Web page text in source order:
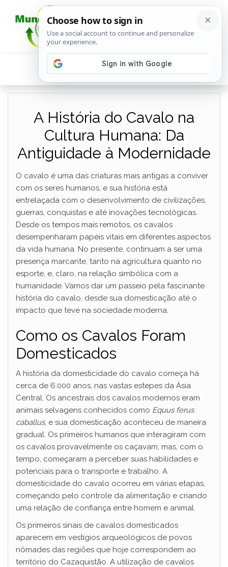
A História do Cavalo na
Cultura Humana: Da
Antiguidade à Modernidade
O cavalo é uma das criaturas mais antigas a conviver
com os seres humanos, e sua história está
entrelaçada com o desenvolvimento de civilizações,
guerras, conquistas e até inovações tecnológicas.
Desde os tempos mais remotos, os cavalos
desempenharam papéis vitais em diferentes aspectos
da vida humana. No presente, continuam a ser uma
presença marcante, tanto na agricultura quanto no
esporte, e, claro, na relação simbólica com a
humanidade. Vamos dar um passeio pela fascinante
história do cavalo, desde sua domesticação até o
impacto que teve na sociedade moderna.
Como os Cavalos Foram
Domesticados
A história da domesticidade do cavalo começa há
cerca de 6.000 anos, nas vastas estepes da Ásia
Central. Os ancestrais dos cavalos modernos eram
animais selvagens conhecidos como Equus ferus
caballus, e sua domesticação aconteceu de maneira
gradual. Os primeiros humanos que interagiram com
os cavalos provavelmente os caçavam, mas, com o
tempo, começaram a perceber suas habilidades e
potenciais para o transporte e trabalho. A
domesticidade do cavalo ocorreu em várias etapas,
começando pelo controle da alimentação e criando
uma relação de confiança entre homem e animal.
Os primeiros sinais de cavalos domesticados
aparecem em vestígios arqueológicos de povos
nômades das regiões que hoje correspondem ao
território do Cazaquistão. A utilização de cavalos